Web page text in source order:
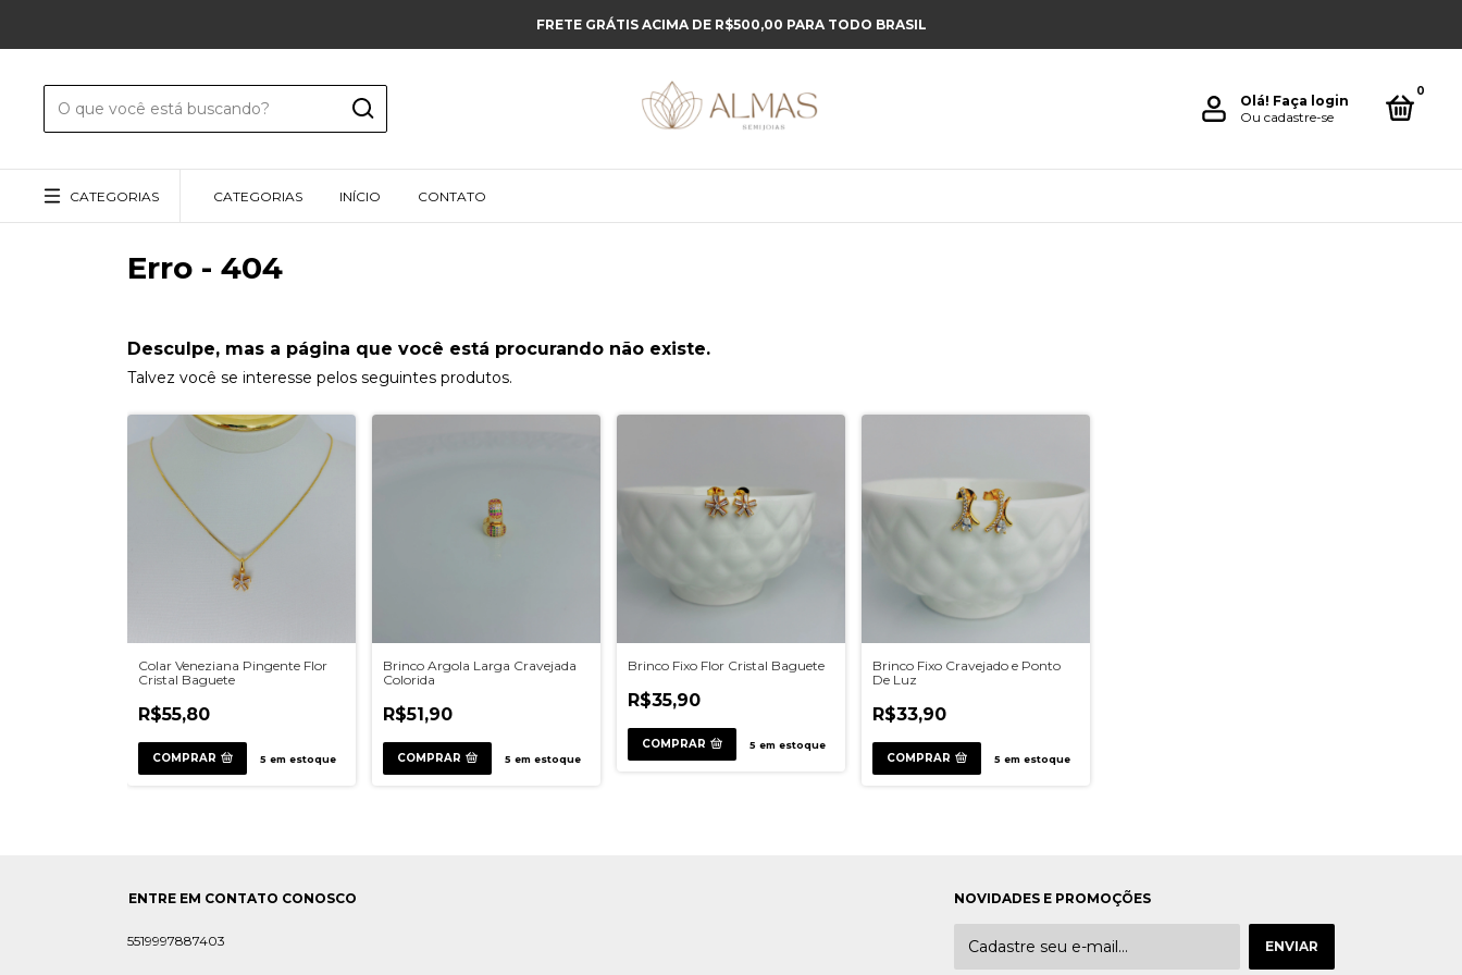
FRETE GRÁTIS ACIMA DE R$500,00 PARA TODO BRASIL
Olá! Faça login
Ou cadastre-se
0
CATEGORIAS CATEGORIAS INÍCIO CONTATO
Erro - 404
Desculpe, mas a página que você está procurando não existe.
Talvez você se interesse pelos seguintes produtos.
Colar Veneziana Pingente Flor
Cristal Baguete
R$55,80
COMPRAR 5 em estoque
Brinco Argola Larga Cravejada
Colorida
R$51,90
COMPRAR 5 em estoque
Brinco Fixo Flor Cristal Baguete
R$35,90
COMPRAR 5 em estoque
Brinco Fixo Cravejado e Ponto
De Luz
R$33,90
COMPRAR 5 em estoque
ENTRE EM CONTATO CONOSCO
5519997887403
NOVIDADES E PROMOÇÕES